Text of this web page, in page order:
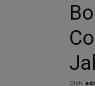
Oleh